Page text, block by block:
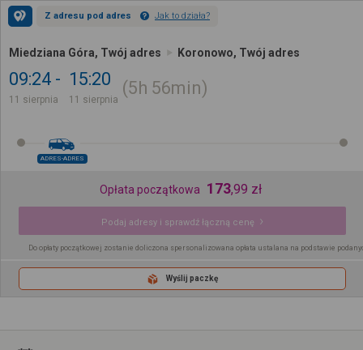
Z adresu pod adres Jak to działa?
Miedziana Góra, Twój adres Koronowo, Twój adres
09:24
11 sierpnia
15:20
11 sierpnia
5h 56min
ADRES-ADRES
Opłata początkowa 173,99 zł
Podaj adresy i sprawdź łączną cenę
Do opłaty początkowej zostanie doliczona spersonalizowana opłata ustalana na podstawie
Wyślij paczkę